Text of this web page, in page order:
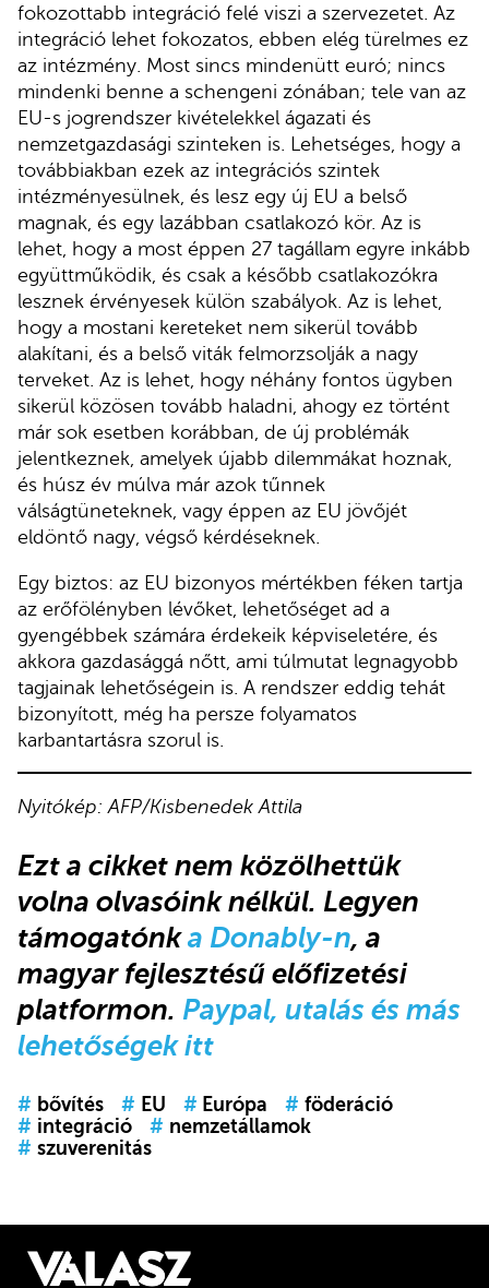
fokozottabb integráció felé viszi a szervezetet. Az
integráció lehet fokozatos, ebben elég türelmes ez
az intézmény. Most sincs mindenütt euró; nincs
mindenki benne a schengeni zónában; tele van az
EU-s jogrendszer kivételekkel ágazati és
nemzetgazdasági szinteken is. Lehetséges, hogy a
továbbiakban ezek az integrációs szintek
intézményesülnek, és lesz egy új EU a belső
magnak, és egy lazábban csatlakozó kör. Az is
lehet, hogy a most éppen 27 tagállam egyre inkább
együttműködik, és csak a később csatlakozókra
lesznek érvényesek külön szabályok. Az is lehet,
hogy a mostani kereteket nem sikerül tovább
alakítani, és a belső viták felmorzsolják a nagy
terveket. Az is lehet, hogy néhány fontos ügyben
sikerül közösen tovább haladni, ahogy ez történt
már sok esetben korábban, de új problémák
jelentkeznek, amelyek újabb dilemmákat hoznak,
és húsz év múlva már azok tűnnek
válságtüneteknek, vagy éppen az EU jövőjét
eldöntő nagy, végső kérdéseknek.
Egy biztos: az EU bizonyos mértékben féken tartja
az erőfölényben lévőket, lehetőséget ad a
gyengébbek számára érdekeik képviseletére, és
akkora gazdasággá nőtt, ami túlmutat legnagyobb
tagjainak lehetőségein is. A rendszer eddig tehát
bizonyított, még ha persze folyamatos
karbantartásra szorul is.
Nyitókép: AFP/Kisbenedek Attila
Ezt a cikket nem közölhettük
volna olvasóink nélkül. Legyen
támogatónka Donably-n, a
magyar fejlesztésű előfizetési
platformon. Paypal, utalás és más
lehetőségek itt
# bővítés # EU # Európa # föderáció
# integráció # nemzetállamok
# szuverenitás